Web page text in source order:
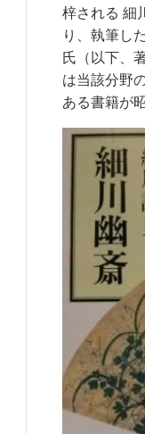
梓される 細
り、執筆し
氏（以下、
は当該分野
ある書籍が